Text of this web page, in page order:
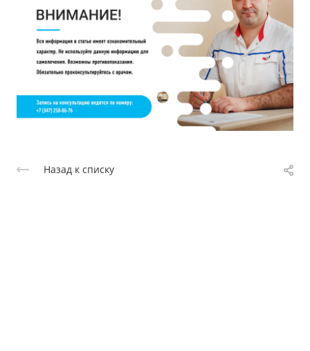
Назад к списку